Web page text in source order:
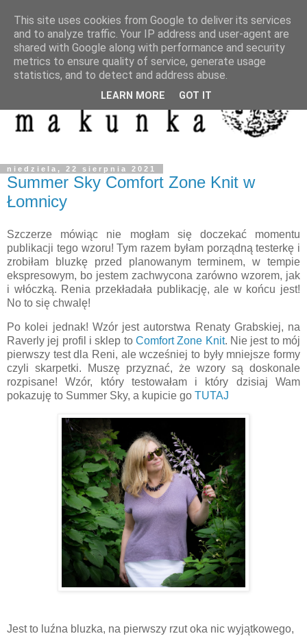
niedziela, 22 sierpnia 2021
Summer Sky Comfort Zone Knit w
Łomnicy
Szczerze mówiąc nie mogłam się doczekać momentu
publikacji tego wzoru! Tym razem byłam porządną testerkę i
zrobiłam bluzkę przed planowanym terminem, w tempie
ekspresowym, bo jestem zachwycona zarówno wzorem, jak
i włóczką. Renia przekładała publikację, ale w końcu jest!
No to się chwalę!
Po kolei jednak! Wzór jest autorstwa Renaty Grabskiej, na
Raverly jej profil i sklep to Comfort Zone Knit. Nie jest to mój
pierwszy test dla Reni, ale wcześniej to były mniejsze formy
czyli skarpetki. Muszę przyznać, że wzory są doskonale
rozpisane! Wzór, który testowałam i który dzisiaj Wam
pokazuję to Summer Sky, a kupicie go TUTAJ
Jest to luźna bluzka, na pierwszy rzut oka nic wyjątkowego,
This site uses cookies from Google to deliver its services
and to analyze traffic. Your IP address and user-agent are
shared with Google along with performance and security
metrics to ensure quality of service, generate usage
statistics, and to detect and address abuse.
LEARN MORE GOT IT